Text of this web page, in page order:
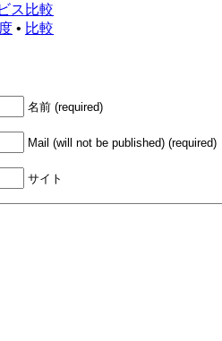
ス比較
• 比較
名前 (required)
Mail (will not be published) (required)
サイト